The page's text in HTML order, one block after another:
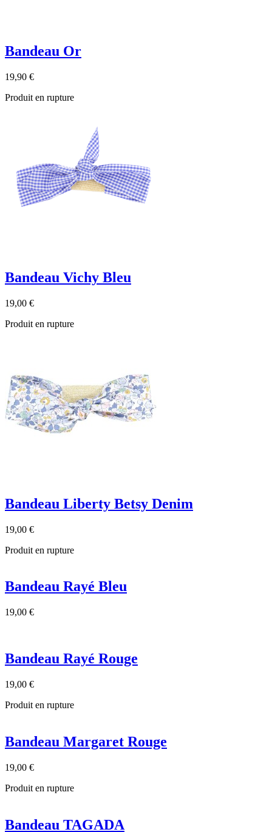
Bandeau Or
19,90 €
Produit en rupture
Bandeau Vichy Bleu
19,00 €
Produit en rupture
Bandeau Liberty Betsy Denim
19,00 €
Produit en rupture
Bandeau Rayé Bleu
19,00 €
Bandeau Rayé Rouge
19,00 €
Produit en rupture
Bandeau Margaret Rouge
19,00 €
Produit en rupture
Bandeau TAGADA